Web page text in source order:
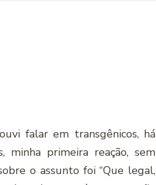
falar em transgênicos, há
primeira reação, sem
o assunto foi “Que legal,